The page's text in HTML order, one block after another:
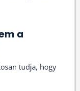
a
tudja, hogy